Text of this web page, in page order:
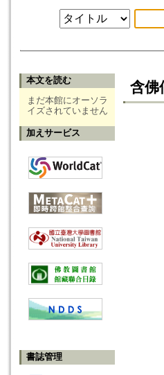
本文を読む
まだ本館にオーソラ
イズされていません
加えサービス
書誌管理
含佛